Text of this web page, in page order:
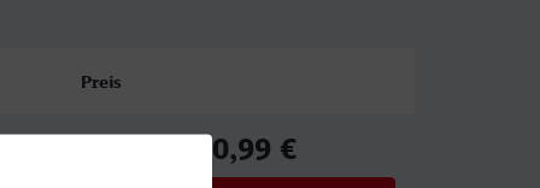
Preis
50,99 €